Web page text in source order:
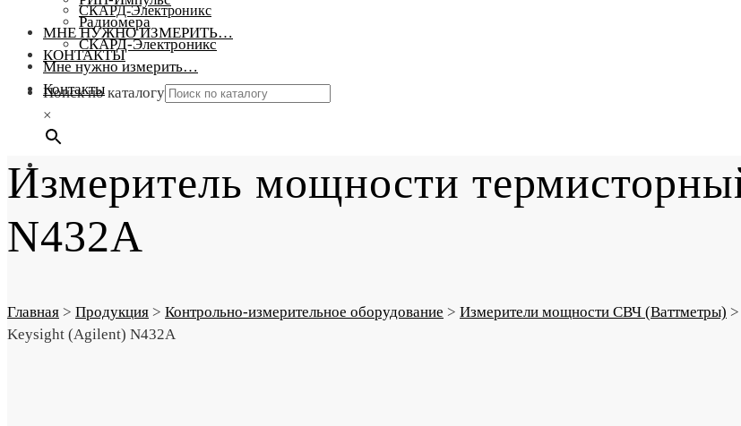
СКАРД-Электроникс
МНЕ НУЖНО ИЗМЕРИТЬ…
КОНТАКТЫ
Поиск по каталогу
×
Радиомера
СКАРД-Электроникс
Мне нужно измерить…
Контакты
Измеритель мощности
N432A
Главная > Продукция > Контрольно-измерительное оборудование > Измерители мощности СВЧ (Ваттметры) >
Keysight (Agilent) N432A